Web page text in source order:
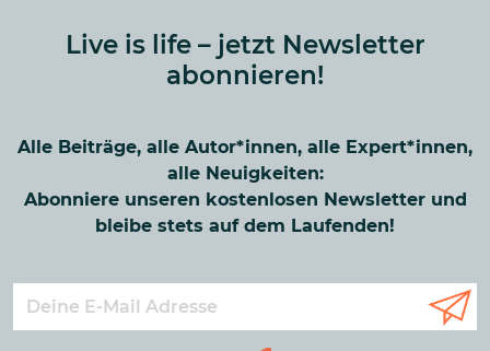
Live is life – jetzt Newsletter
abonnieren!
Alle Beiträge, alle Autor*innen, alle Expert*innen,
alle Neuigkeiten:
Abonniere unseren kostenlosen Newsletter und
bleibe stets auf dem Laufenden!